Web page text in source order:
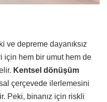
ve depreme dayanıksız
için hem bir umut hem de
Kentsel dönüşüm
çerçevede ilerlemesini
Peki, binanız için riskli